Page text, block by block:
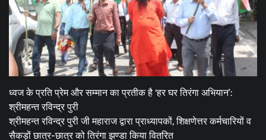
ध्वज के प्रति प्रेम और सम्मान का प्रतीक है ‘हर घर तिरंगा अभियान’:
श्रीमहन्त रविन्द्र पुरी
श्रीमहन्त रविन्द्र पुरी जी महाराज द्वारा प्राध्यापकों, शिक्षणेत्तर कर्मचारियों व
सैकड़ों छात्र-छात्र को तिरंगा झण्डा किया वितरित